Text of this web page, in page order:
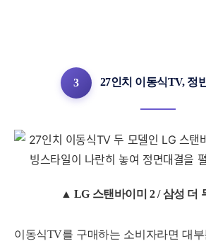
3 27인치 이동식TV, 정
▲ LG 스탠바이미 2 / 삼성 더
이동식TV를 구매하는 소비자라면 대